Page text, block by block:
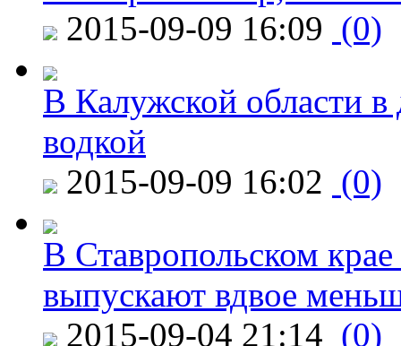
2015-09-09 16:09 (0)
В Калужской области в
водкой
2015-09-09 16:02 (0)
В Ставропольском
выпускают вдвое
2015-09-04 21:14 (0)